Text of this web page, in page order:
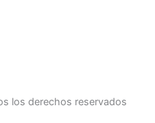
los derechos reservados